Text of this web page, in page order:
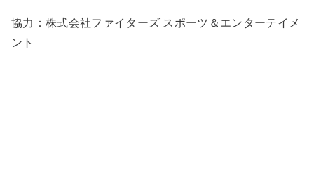
協力：株式会社ファイターズ スポーツ＆エンターテイメ
ント